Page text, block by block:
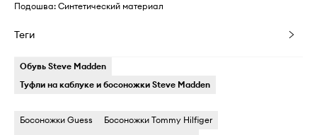
Подошва: Синтетический материал
Теги
Обувь Steve Madden
Туфли на каблуке и босоножки Steve Madden
Босоножки Guess
Босоножки Tommy Hilfiger